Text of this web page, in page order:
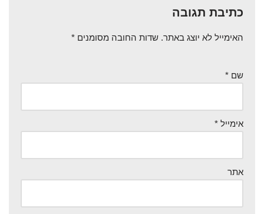
כתיבת תגובה
האימייל לא יוצג באתר. שדות החובה מסומנים *
שם *
אימייל *
אתר